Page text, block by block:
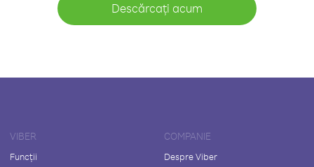
Descărcați acum
VIBER
Funcții
COMPANIE
Despre Viber